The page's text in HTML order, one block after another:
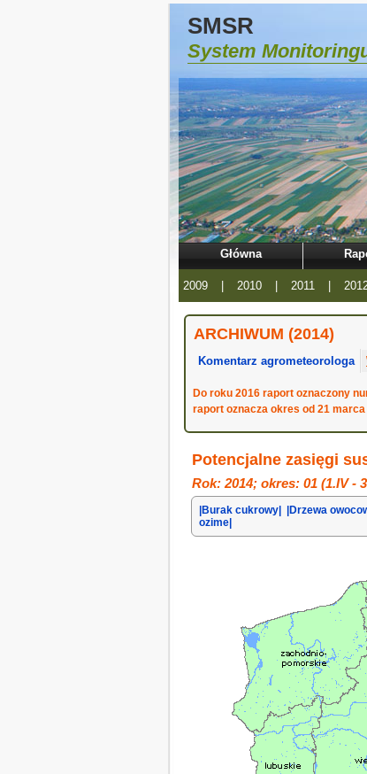
SMSR
System
Główna
2009 | 2010 | 2011 |
ARCHIWUM (2014)
Komentarz agrometeorologa
Do roku 2016 raport oznaczony
raport oznacza okres od 21 marca
Potencjalne zasięgi
Rok: 2014; okres: 01 (1.IV -
|Burak cukrowy| |Drzewa
ozime|